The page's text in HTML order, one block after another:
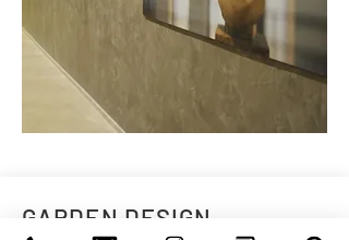
GARDEN DESIGN